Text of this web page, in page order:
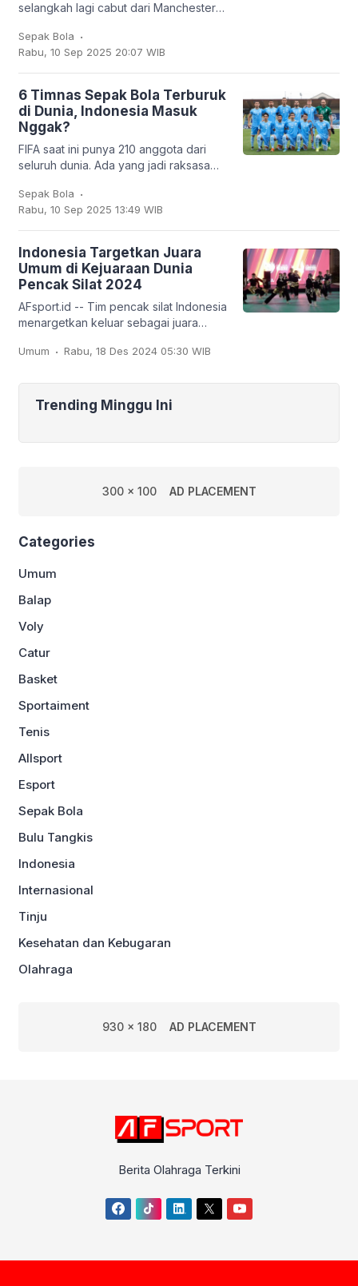
selangkah lagi cabut dari Manchester
dipinjamkan ke klub Turki,
Trabzonspor. Dan
Sepak Bola .
Rabu, 10 Sep 2025 20:07 WIB
6 Timnas Sepak Bola Terburuk
di Dunia, Indonesia Masuk
Nggak?
FIFA saat ini punya 210 anggota dari
seluruh dunia. Ada yang jadi raksasa
Argentina, hingga Prancis, tapi ada juga
tim
Sepak Bola .
Rabu, 10 Sep 2025 13:49 WIB
Indonesia Targetkan Juara
Umum di Kejuaraan Dunia
Pencak Silat 2024
AFsport.id -- Tim pencak silat Indonesia
menargetkan keluar sebagai juara
Silat ke-20 dan Kejuaraan Dunia
Umum . Rabu, 18 Des 2024 05:30 WIB
Trending Minggu Ini
300 x 100 AD PLACEMENT
Categories
Umum
Balap
Voly
Catur
Basket
Sportaiment
Tenis
Allsport
Esport
Sepak Bola
Bulu Tangkis
Indonesia
Internasional
Tinju
Kesehatan dan Kebugaran
Olahraga
930 x 180 AD PLACEMENT
Berita Olahraga Terkini